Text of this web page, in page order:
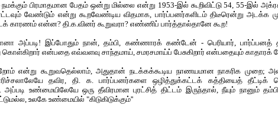
நமக்கும் பிரமாதமான பேதம் ஒன்று மில்லை என்று 1953-இல் கூறிவிட்டு 54, 55-இல்
வேண்டும் என்று கூறவேண்டிய விதமாக, பார்ப்பனர்களிடம் திடீரென்று அடக்க
காரணம் என்ன? தி.க.வினர் கூறுவரா? எண்ணிப் பார்த்தால்தானே கூற!
அப்படி! இப்போதும் நான், தம்பி, கண்ணாரக் கண்டேன் - பெரியார், பார்ப்பனத்
கொள்கிறார் என்பதை எவ்வளவு சாந்தமாய், சமரசமாய்ப் பேசுகிறார் என்பதையும் காதாரக்
என்று கூறுவதெல்லாம், அதுதான் நடக்கக்கூடிய நாணயமான நாகரிக முறை;
தவிர, தி. க. பார்ப்பனர்களை ஒழித்துக்கட்டக் கத்தியைத் தீட்டிக்
உண்மையிலேயே ஒரு தீவிரமான புரட்சித் திட்டம் இருந்தால், நீயும் நானும்
உலகே உண்மையில் "கிடுகிடுக்கும்''